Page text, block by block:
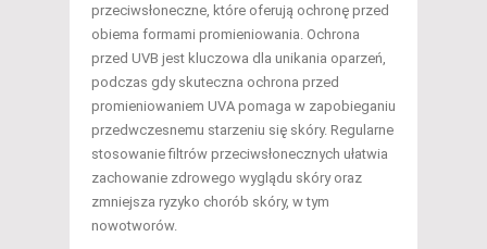
przeciwsłoneczne, które oferują ochronę przed
obiema formami promieniowania. Ochrona
przed UVB jest kluczowa dla unikania oparzeń,
podczas gdy skuteczna ochrona przed
promieniowaniem UVA pomaga w zapobieganiu
przedwczesnemu starzeniu się skóry. Regularne
stosowanie filtrów przeciwsłonecznych ułatwia
zachowanie zdrowego wyglądu skóry oraz
zmniejsza ryzyko chorób skóry, w tym
nowotworów.